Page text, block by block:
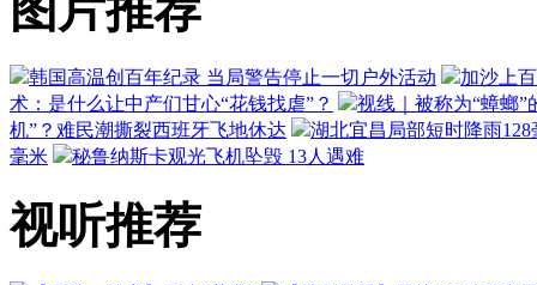
韩国高温创百年纪录 当局警告停止一切户外活动
加沙上
术：是什么让中产们甘心“花钱找虐”？
视线｜被称为“蟑螂
机”？难民潮撕裂西班牙飞地休达
湖北宜昌局部短时降雨
毫米
秘鲁纳斯卡观光飞机坠毁 13人遇难
视听推荐